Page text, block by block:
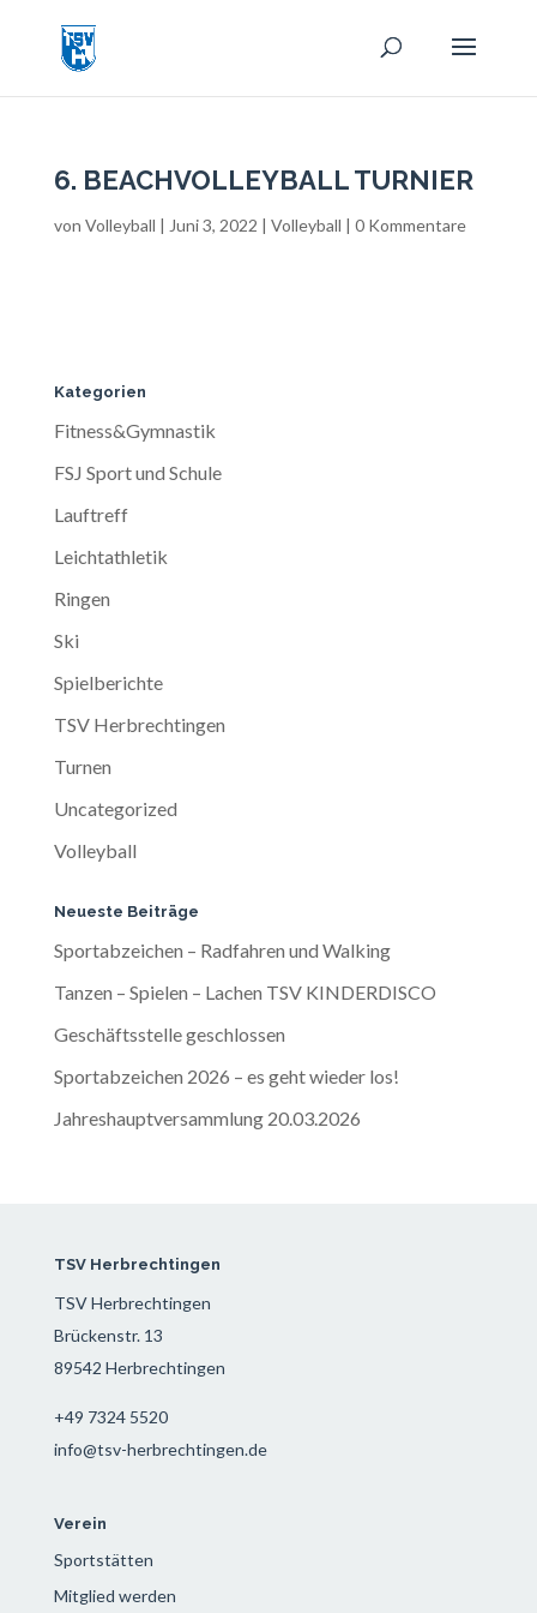
6. BEACHVOLLEYBALL TURNIER
von Volleyball | Juni 3, 2022 | Volleyball | 0 Kommentare
Kategorien
Fitness&Gymnastik
FSJ Sport und Schule
Lauftreff
Leichtathletik
Ringen
Ski
Spielberichte
TSV Herbrechtingen
Turnen
Uncategorized
Volleyball
Neueste Beiträge
Sportabzeichen – Radfahren und Walking
Tanzen – Spielen – Lachen TSV KINDERDISCO
Geschäftsstelle geschlossen
Sportabzeichen 2026 – es geht wieder los!
Jahreshauptversammlung 20.03.2026
TSV Herbrechtingen
TSV Herbrechtingen
Brückenstr. 13
89542 Herbrechtingen
+49 7324 5520
info@tsv-herbrechtingen.de
Verein
Sportstätten
Mitglied werden